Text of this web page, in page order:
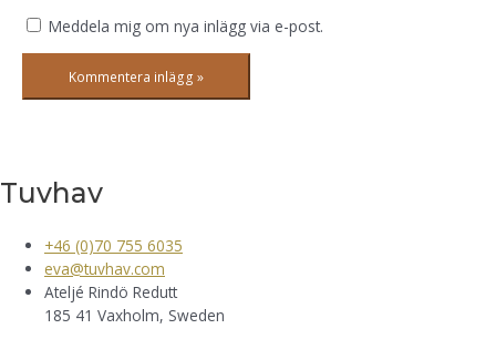
Meddela mig om nya inlägg via e-post.
Tuvhav
+46 (0)70 755 6035
eva@tuvhav.com
Ateljé Rindö Redutt
185 41 Vaxholm, Sweden